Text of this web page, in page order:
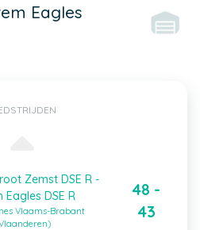
Eagles
Zemst DSE R -
Eagles DSE R
Vlaams-Brabant
48 -
43